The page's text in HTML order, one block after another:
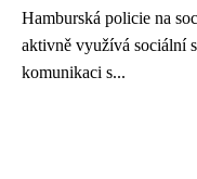
Hamburská policie na
aktivně využívá sociální
komunikaci s...